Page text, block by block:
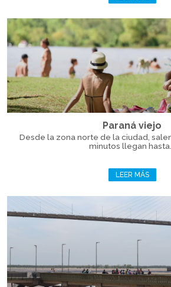
Paraná viejo
Desde la zona norte de la ciudad,
minutos llegan hasta...
LEER MÁS